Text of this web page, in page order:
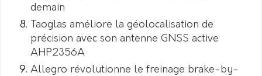
demain
Taoglas améliore la géolocalisation de
précision avec son antenne GNSS active
AHP2356A
Allegro révolutionne le freinage brake-by-